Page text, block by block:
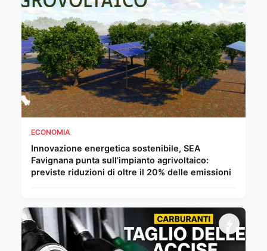
ECONOMIA
Innovazione energetica sostenibile, SEA
Favignana punta sull’impianto agrivoltaico:
previste riduzioni di oltre il 20% delle emissioni